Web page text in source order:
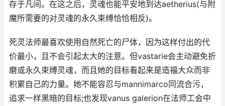
存于凡间。在这之后，灵魂也能平安地到达aetherius(与附
魔所需要的对灵魂的永久束缚恰恰相反)。
死灵法师最喜欢使用自然死亡的尸体，因为这样付出的代
价最小，且不会引起太大的注意。但vastarie会主动避免折
磨或永久束缚灵魂，而且她的目标看起来是造福大众而非
积累自己的力量。她不能容忍与mannimarco同流合污，
追求一样黑暗的目标;也发现vanus galerion在法师工会中